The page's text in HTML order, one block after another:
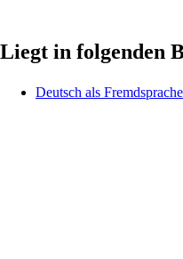
Liegt in folgenden
Deutsch als